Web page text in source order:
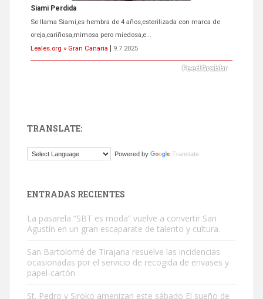
ADOPCIÓN URGENTE GATA TEROR GRAN CANARIA
El ayuntamiento se va a llevar a Los Gatos callejeros de la zona los
próximos días, ella incluida...
Leales.org » Gran Canaria
9.7.2025
Este gato macho ha aparecido en la calle hace menos de un mes,
Adopción urgente
Busco adopción responsable para mi perra. Pastor alemán,
TRANSLATE:
Powered by Translate
ENTRADAS RECIENTES
La pasarela “SBT es moda” vuelve a convertir San
Agustín en un gran escaparate de talento y cultura.
San Bartolomé de Tirajana resuelve las incidencias
ocasionadas por el servicio de recogida de envases y
papel-cartón
St. Pedro y Siroko amenizan este sábado El sueño de